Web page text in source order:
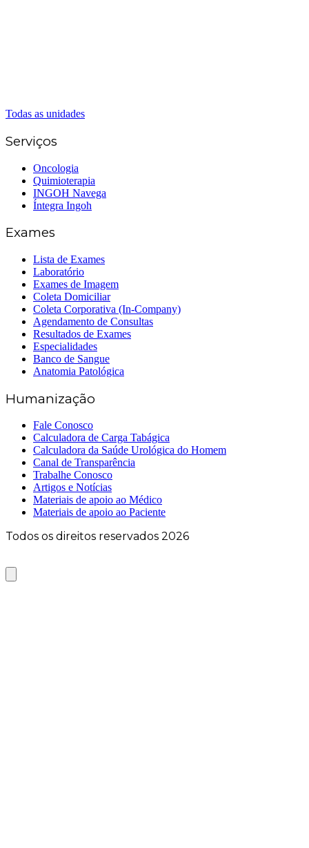
Todas as unidades
Serviços
Oncologia
Quimioterapia
INGOH Navega
Íntegra Ingoh
Exames
Lista de Exames
Laboratório
Exames de Imagem
Coleta Domiciliar
Coleta Corporativa (In-Company)
Agendamento de Consultas
Resultados de Exames
Especialidades
Banco de Sangue
Anatomia Patológica
Humanização
Fale Conosco
Calculadora de Carga Tabágica
Calculadora da Saúde Urológica do Homem
Canal de Transparência
Trabalhe Conosco
Artigos e Notícias
Materiais de apoio ao Médico
Materiais de apoio ao Paciente
Todos os direitos reservados 2026